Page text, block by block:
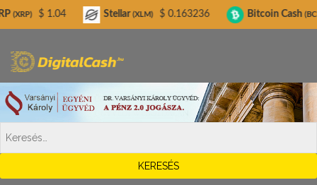
Stellar (XLM) $ 0.163236 Bitcoin Cash (BCH) $ 215.02
Digitalcash.hu